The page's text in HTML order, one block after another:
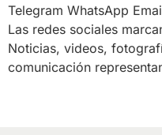
Telegram WhatsApp
Las redes sociales
Noticias, videos,
comunicación